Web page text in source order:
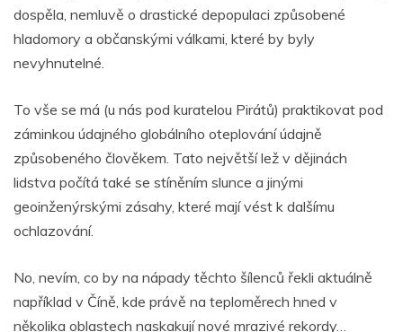
dospěla, nemluvě o drastické depopulaci způsobené
hladomory a občanskými válkami, které by byly
nevyhnutelné.
To vše se má (u nás pod kuratelou Pirátů) praktikovat pod
záminkou údajného globálního oteplování údajně
způsobeného člověkem. Tato největší lež v dějinách
lidstva počítá také se stíněním slunce a jinými
geoinženýrskými zásahy, které mají vést k dalšímu
ochlazování.
No, nevím, co by na nápady těchto šílenců řekli aktuálně
například v Číně, kde právě na teploměrech hned v
několika oblastech naskakují nové mrazivé rekordy…